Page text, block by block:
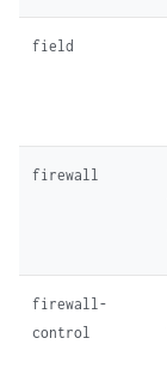
field
firewall
firewall-
control